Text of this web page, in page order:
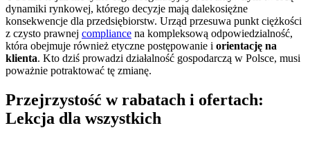
dynamiki rynkowej, którego decyzje mają dalekosiężne
konsekwencje dla przedsiębiorstw. Urząd przesuwa punkt ciężkości
z czysto prawnej compliance na kompleksową odpowiedzialność,
która obejmuje również etyczne postępowanie i orientację na
klienta. Kto dziś prowadzi działalność gospodarczą w Polsce, musi
poważnie potraktować tę zmianę.
Przejrzystość w rabatach i ofertach:
Lekcja dla wszystkich